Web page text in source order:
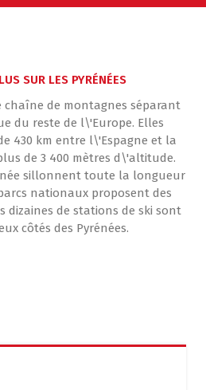
SUR LES PYRÉNÉES
chaîne de montagnes séparant
du reste de l\'Europe. Elles
430 km entre l\'Espagne et la
de 3 400 mètres d\'altitude.
sillonnent toute la longueur
nationaux proposent des
dizaines de stations de ski sont
côtés des Pyrénées.